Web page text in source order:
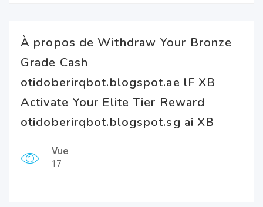
À propos de Withdraw Your Bronze
Grade Cash
otidoberirqbot.blogspot.ae lF XB
Activate Your Elite Tier Reward
otidoberirqbot.blogspot.sg ai XB
Vue
17